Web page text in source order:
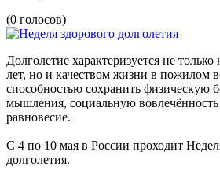
(0 голосов)
Долголетие характеризуется не
лет, но и качеством жизни в пожилом
способностью сохранить физическую
мышления, социальную
равновесие.
С 4 по 10 мая в России проходит
долголетия.